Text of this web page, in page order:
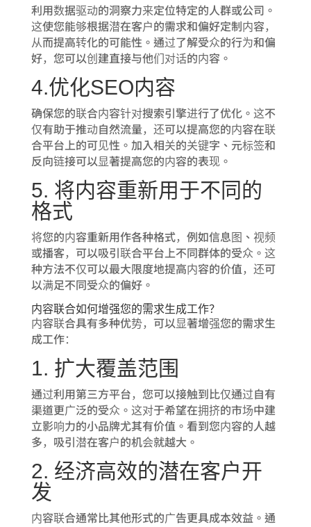
利用数据驱动的洞察力来定位特定的人群或公司。
这使您能够根据潜在客户的需求和偏好定制内容，
从而提高转化的可能性。通过了解受众的行为和偏
好，您可以创建直接与他们对话的内容。
4.优化SEO内容
确保您的联合内容针对搜索引擎进行了优化。这不
仅有助于推动自然流量，还可以提高您的内容在联
合平台上的可见性。加入相关的关键字、元标签和
反向链接可以显著提高您的内容的表现。
5. 将内容重新用于不同的
格式
将您的内容重新用作各种格式，例如信息图、视频
或播客，可以吸引联合平台上不同群体的受众。这
种方法不仅可以最大限度地提高内容的价值，还可
以满足不同受众的偏好。
内容联合如何增强您的需求生成工作？
内容联合具有多种优势，可以显著增强您的需求生
成工作：
1. 扩大覆盖范围
通过利用第三方平台，您可以接触到比仅通过自有
渠道更广泛的受众。这对于希望在拥挤的市场中建
立影响力的小品牌尤其有价值。看到您内容的人越
多，吸引潜在客户的机会就越大。
2. 经济高效的潜在客户开
发
内容联合通常比其他形式的广告更具成本效益。通